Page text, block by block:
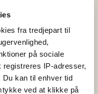
fra tredjepart til
på sociale
IP-adresser,
Du kan til enhver tid
ved at klikke på
Fødevarer,
faglige og
(pdf)